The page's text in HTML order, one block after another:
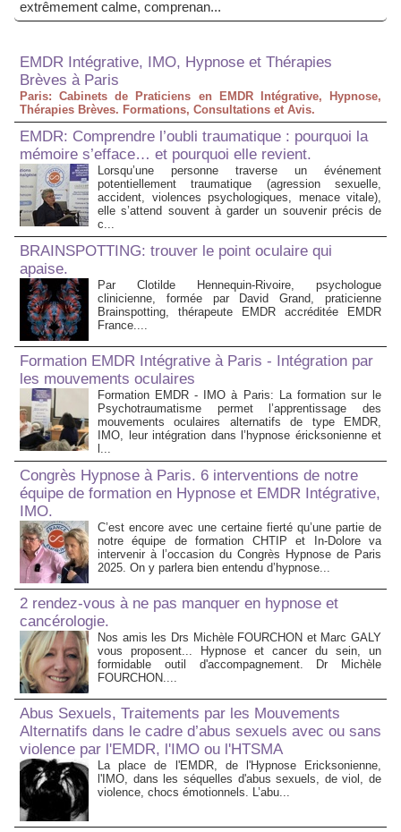
extrêmement calme, comprenan...
EMDR Intégrative, IMO, Hypnose et Thérapies
Brèves à Paris
Paris: Cabinets de Praticiens en EMDR Intégrative, Hypnose,
Thérapies Brèves. Formations, Consultations et Avis.
EMDR: Comprendre l’oubli traumatique : pourquoi la
mémoire s’efface… et pourquoi elle revient.
Lorsqu’une personne traverse un événement
potentiellement traumatique (agression sexuelle,
accident, violences psychologiques, menace vitale),
elle s’attend souvent à garder un souvenir précis de
c...
BRAINSPOTTING: trouver le point oculaire qui
apaise.
Par Clotilde Hennequin-Rivoire, psychologue
clinicienne, formée par David Grand, praticienne
Brainspotting, thérapeute EMDR accréditée EMDR
France....
Formation EMDR Intégrative à Paris - Intégration par
les mouvements oculaires
Formation EMDR - IMO à Paris: La formation sur le
Psychotraumatisme permet l’apprentissage des
mouvements oculaires alternatifs de type EMDR,
IMO, leur intégration dans l’hypnose éricksonienne et
l...
Congrès Hypnose à Paris. 6 interventions de notre
équipe de formation en Hypnose et EMDR Intégrative,
IMO.
C’est encore avec une certaine fierté qu’une partie de
notre équipe de formation CHTIP et In-Dolore va
intervenir à l’occasion du Congrès Hypnose de Paris
2025. On y parlera bien entendu d’hypnose...
2 rendez-vous à ne pas manquer en hypnose et
cancérologie.
Nos amis les Drs Michèle FOURCHON et Marc GALY
vous proposent... Hypnose et cancer du sein, un
formidable outil d'accompagnement. Dr Michèle
FOURCHON....
Abus Sexuels, Traitements par les Mouvements
Alternatifs dans le cadre d’abus sexuels avec ou sans
violence par l'EMDR, l'IMO ou l'HTSMA
La place de l'EMDR, de l'Hypnose Ericksonienne,
l'IMO, dans les séquelles d'abus sexuels, de viol, de
violence, chocs émotionnels. L’abu...